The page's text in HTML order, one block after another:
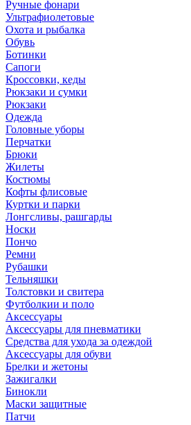
Ручные фонари
Ультрафиолетовые
Охота и рыбалка
Обувь
Ботинки
Сапоги
Кроссовки, кеды
Рюкзаки и сумки
Рюкзаки
Одежда
Головные уборы
Перчатки
Брюки
Жилеты
Костюмы
Кофты флисовые
Куртки и парки
Лонгсливы, рашгарды
Носки
Пончо
Ремни
Рубашки
Тельняшки
Толстовки и свитера
Футболкии и поло
Аксессуары
Аксессуары для пневматики
Средства для ухода за одеждой
Аксессуары для обуви
Брелки и жетоны
Зажигалки
Бинокли
Маски защитные
Патчи